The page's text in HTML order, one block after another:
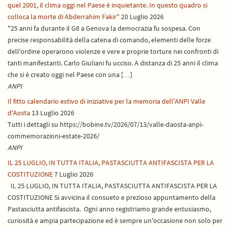
quel 2001, il clima oggi nel Paese è inquietante. In questo quadro si
colloca la morte di Abderrahim Fakir" 20 Luglio 2026
"25 anni fa durante il G8 a Genova la democrazia fu sospesa. Con
precise responsabilità della catena di comando, elementi delle forze
dell'ordine operarono violenze e vere e proprie torture nei confronti di
tanti manifestanti. Carlo Giuliani fu ucciso. A distanza di 25 anni il clima
che si è creato oggi nel Paese con una […]
ANPI
Il fitto calendario estivo di iniziative per la memoria dell'ANPI Valle
d'Aosta 13 Luglio 2026
Tutti i dettagli su https://bobine.tv/2026/07/13/valle-daosta-anpi-
commemorazioni-estate-2026/
ANPI
IL 25 LUGLIO, IN TUTTA ITALIA, PASTASCIUTTA ANTIFASCISTA PER LA
COSTITUZIONE7 Luglio 2026
IL 25 LUGLIO, IN TUTTA ITALIA, PASTASCIUTTA ANTIFASCISTA PER LA
COSTITUZIONE Si avvicina il consueto e prezioso appuntamento della
Pastasciutta antifascista. Ogni anno registriamo grande entusiasmo,
curiosità e ampia partecipazione ed è sempre un'occasione non solo per